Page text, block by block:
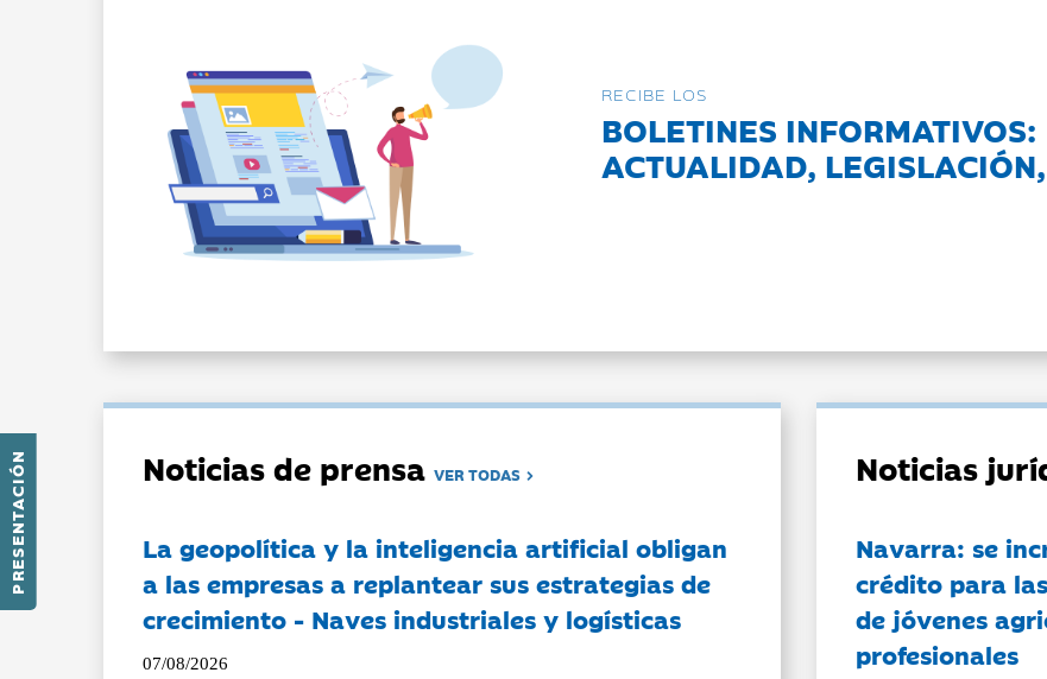
PRESENTACIÓN
RECIBE LOS
BOLETINES INFORMATIVOS:
ACTUALIDAD,
Noticias de prensaVER TODAS
La geopolítica y la inteligencia artificial obligan
a las empresas a replantear sus estrategias de
crecimiento - Naves industriales y logísticas
07/08/2026
Noticias
Navarra: se
crédito para
de jóvenes
profesionales